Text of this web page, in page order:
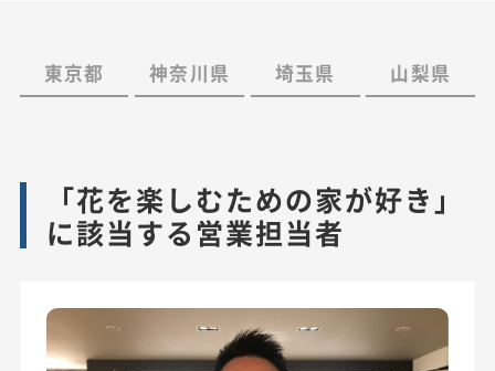
東京都 神奈川県 埼玉県 山梨県
「花を楽しむための家が好き」
に該当する営業担当者